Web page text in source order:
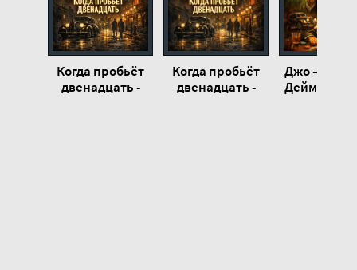
Когда пробьёт
двенадцать -
Когда пробьёт
двенадцать -
Джо —
Деймон